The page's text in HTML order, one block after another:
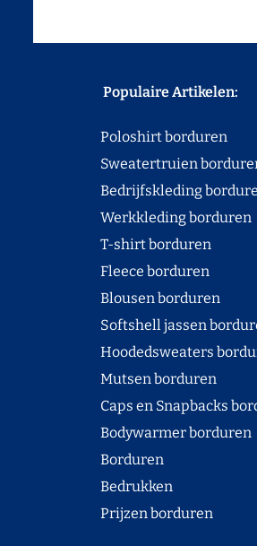
Populaire Artikelen:
Poloshirt
Sweatertruien
Bedrijfskleding
Werkkleding borduren
T-shirt borduren
Fleece borduren
Blousen borduren
Softshell jassen
Hoodedsweaters
Mutsen
Caps en Snapbacks
Bodywarmer borduren
Borduren
Bedrukken
Prijzen borduren